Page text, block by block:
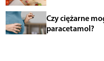
Czy ciężarne
paracetamol?